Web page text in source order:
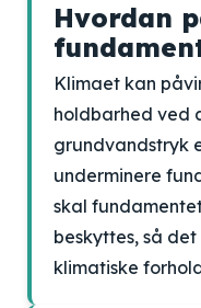
Hvordan
Klimaet kan
holdbarhed ved
grundvandstryk
underminere
skal
beskyttes, så
klimatiske